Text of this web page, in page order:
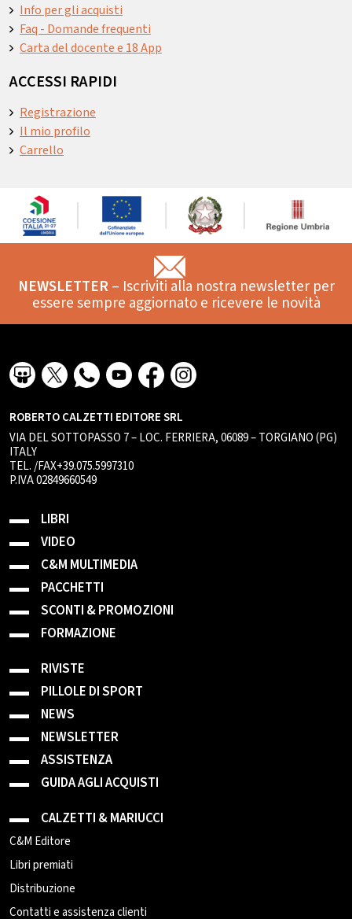
Info per gli acquisti
Faq - Domande frequenti
Carta del docente e 18 App
ACCESSI RAPIDI
Registrazione
Il mio profilo
Carrello
NEWSLETTER– Iscriviti alla nostra newsletter per
essere sempre aggiornato e ricevere le novità
ROBERTO CALZETTI EDITORE SRL
VIA DEL SOTTOPASSO 7 – LOC. FERRIERA, 06089 – TORGIANO (PG)
ITALY
TEL. /FAX+39.075.5997310
P.IVA 02849660549
LIBRI
VIDEO
C&M MULTIMEDIA
PACCHETTI
SCONTI & PROMOZIONI
FORMAZIONE
RIVISTE
PILLOLE DI SPORT
NEWS
NEWSLETTER
ASSISTENZA
GUIDA AGLI ACQUISTI
CALZETTI & MARIUCCI
C&M Editore
Libri premiati
Distribuzione
Contatti e assistenza clienti